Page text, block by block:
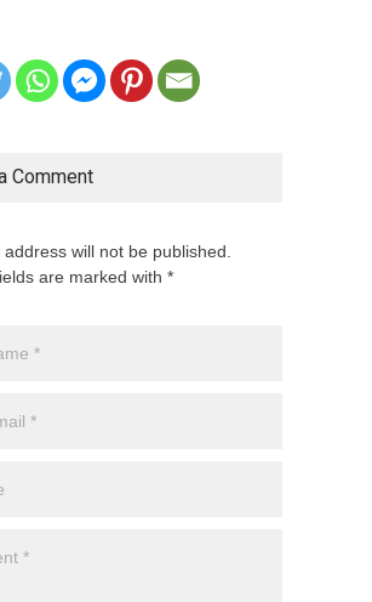
Comment
address will not be published.
are marked with *